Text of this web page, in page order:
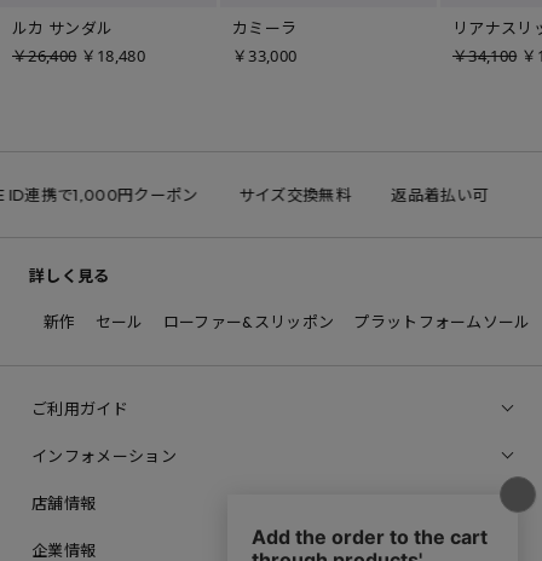
ルカ サンダル
￥26,400 ￥18,480
カミーラ
￥33,000
リアナスリ
￥34,100
連携で1,000円クーポン サイズ交換無料 返品着払い可
詳しく見る
新作 セール ローファー&スリッポン プラットフォームソール
ご利用ガイド
インフォメーション
店舗情報
企業情報